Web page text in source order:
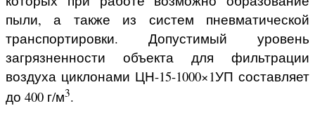
пыли, а также из систем пневматической
транспортировки. Допустимый уровень
загрязненности объекта для фильтрации
воздуха циклонами ЦН-15-1000×1УП составляет
до 400 г/м3.